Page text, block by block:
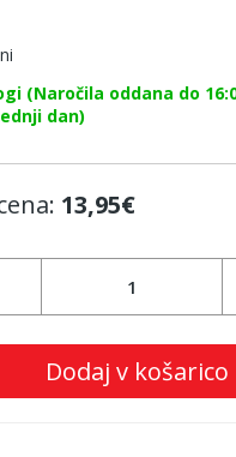
(Naročila oddana do
dan)
13,95€
Dodaj v košarico